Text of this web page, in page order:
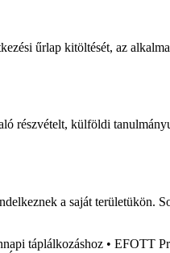
űrlap kitöltését, az
részvételt, külföldi
a saját területükön.
táplálkozáshoz • EFOTT